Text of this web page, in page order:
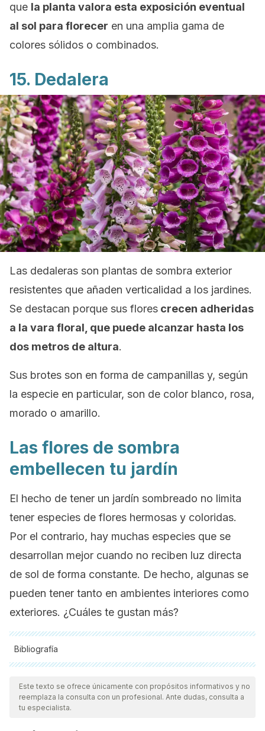
que la planta valora esta exposición eventual
al sol para florecer en una amplia gama de
colores sólidos o combinados.
15. Dedalera
Las dedaleras son plantas de sombra exterior
resistentes que añaden verticalidad a los jardines.
Se destacan porque sus flores crecen adheridas
a la vara floral, que puede alcanzar hasta los
dos metros de altura.
Sus brotes son en forma de campanillas y, según
la especie en particular, son de color blanco, rosa,
morado o amarillo.
Las flores de sombra
embellecen tu jardín
El hecho de tener un jardín sombreado no limita
tener especies de flores hermosas y coloridas.
Por el contrario, hay muchas especies que se
desarrollan mejor cuando no reciben luz directa
de sol de forma constante. De hecho, algunas se
pueden tener tanto en ambientes interiores como
exteriores. ¿Cuáles te gustan más?
Bibliografía
Todas las fuentes citadas fueron revisadas a profundidad por
nuestro equipo, para asegurar su calidad, confiabilidad,
vigencia y validez.La bibliografía de este artículo fue
Este texto se ofrece únicamente con propósitos informativos y no
reemplaza la consulta con un profesional. Ante dudas, consulta a
tu especialista.